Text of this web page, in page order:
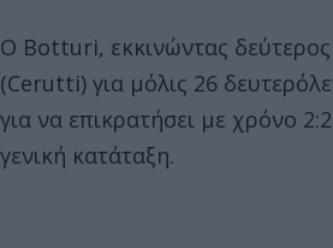
Ο Botturi, εκκινώντας
(Cerutti) για μόλις 26
για να επικρατήσει με χρόνο
γενική κατάταξη.